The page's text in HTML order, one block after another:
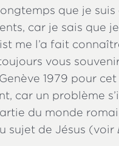
que je
car je sais que
me l’a fait
vous
1979 pour
car un problème
du monde
sujet de Jésus (voir